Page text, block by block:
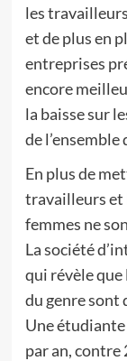
les
et de plus en
entreprises
encore
la baisse sur
de l’ensemble
En plus de
travailleurs et
femmes ne
La société
qui révèle
du genre sont
Une
par an, contre